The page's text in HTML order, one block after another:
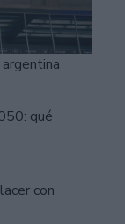
qué
con